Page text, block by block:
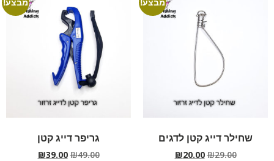
מבצע!
שחילר דייג קטן לדגים
₪29.00
₪20.00
מבצע!
גריפר דייג קטן
₪49.00
₪39.00